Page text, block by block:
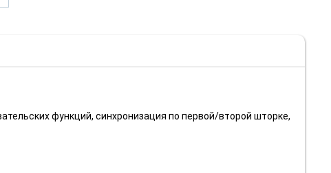
функций, синхронизация по первой/второй шторке,